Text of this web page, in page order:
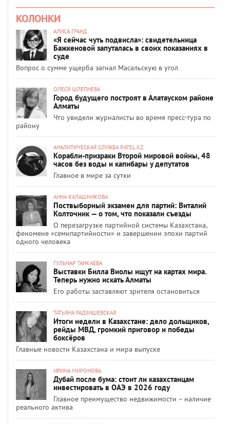
КОЛОНКИ
АЛИСА ГРАНД
«Я сейчас чуть подвисла»: свидетельница
Бажкеновой запуталась в своих показаниях в
суде
Вопрос о сумме ущерба загнал Масальскую в угол
ОЛЕСЯ ШЛЕПНЕВА
Город будущего построят в Алатауском районе
Алматы
Что увидели журналисты во время пресс-тура по
району
АНАЛИТИЧЕСКАЯ СЛУЖБА RATEL.KZ
Корабли-призраки Второй мировой войны, 48
часов без воды и капибары у депутатов
Главное в мире за сутки
АННА КАЛАШНИКОВА
Поствыборный экзамен для партий: Виталий
Колточник — о том, что показали съезды
О перезагрузке партийной системы Казахстана,
феномене «семипартийности» и завершении эпохи партий
одного человека
ГУЛЬНАР ТАНКАЕВА
Выставки Билла Виолы ищут на картах мира.
Теперь нужно искать Алматы
Его работы заставляют зрителя остановиться
ТАТЬЯНА РАДЗИШЕВСКАЯ
Итоги недели в Казахстане: дело дольщиков,
рейды МВД, громкий приговор и победы
боксёров
Главные новости Казахстана и мира выпуске
ИРИНА МИРОНОВА
Дубай после бума: стоит ли казахстанцам
инвестировать в ОАЭ в 2026 году
Главное преимущество недвижимости – наличие
реального актива